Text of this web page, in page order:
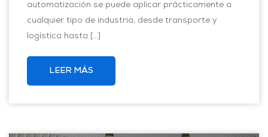
automatización se puede aplicar prácticamente a
cualquier tipo de industria, desde transporte y
logística hasta […]
LEER MÁS